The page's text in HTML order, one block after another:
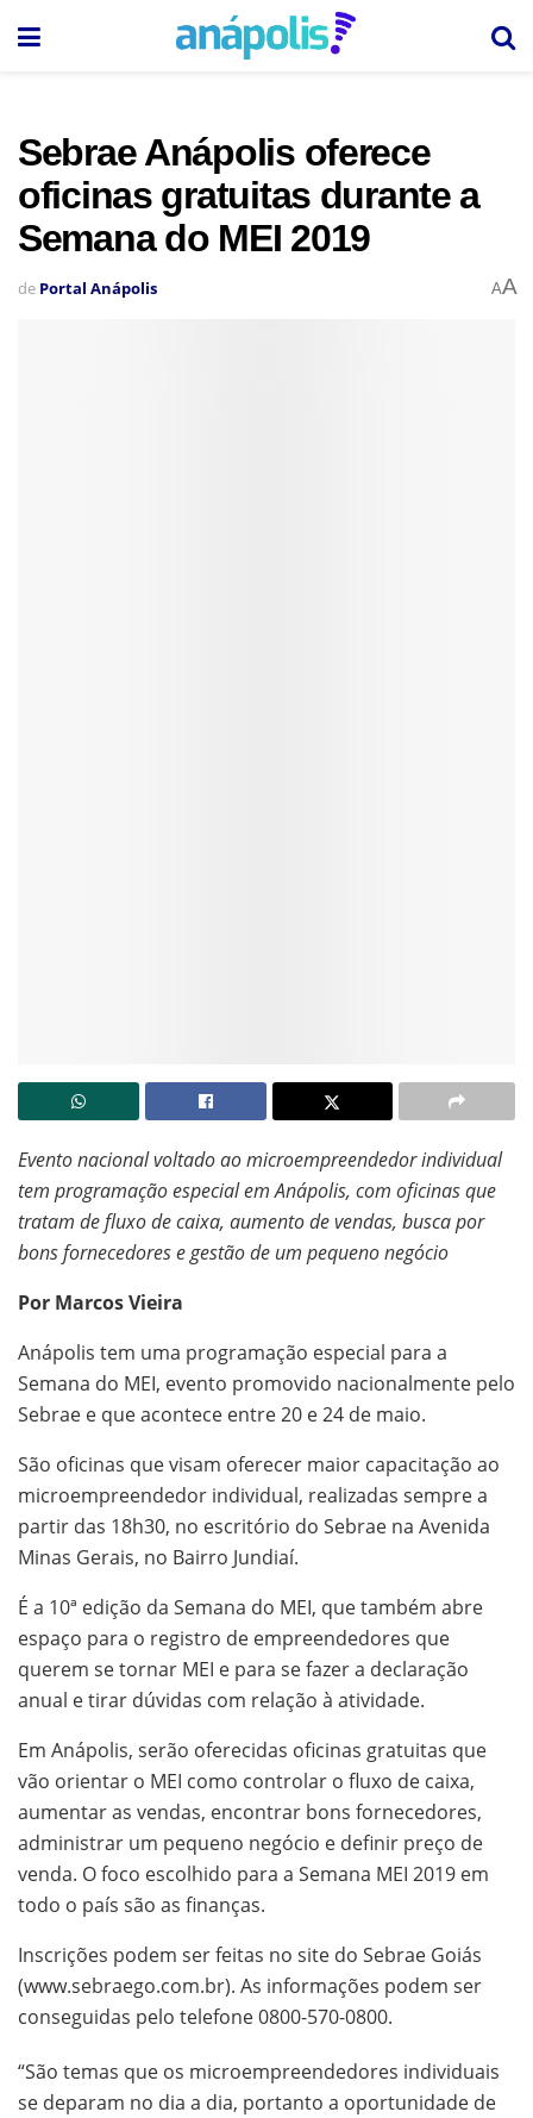
Sebrae Anápolis oferece
oficinas gratuitas durante a
Semana do MEI 2019
de Portal Anápolis AA
Evento nacional voltado ao microempreendedor individual
tem programação especial em Anápolis, com oficinas que
tratam de fluxo de caixa, aumento de vendas, busca por
bons fornecedores e gestão de um pequeno negócio
Por Marcos Vieira
Anápolis tem uma programação especial para a
Semana do MEI, evento promovido nacionalmente pelo
Sebrae e que acontece entre 20 e 24 de maio.
São oficinas que visam oferecer maior capacitação ao
microempreendedor individual, realizadas sempre a
partir das 18h30, no escritório do Sebrae na Avenida
Minas Gerais, no Bairro Jundiaí.
É a 10ª edição da Semana do MEI, que também abre
espaço para o registro de empreendedores que
querem se tornar MEI e para se fazer a declaração
anual e tirar dúvidas com relação à atividade.
Em Anápolis, serão oferecidas oficinas gratuitas que
vão orientar o MEI como controlar o fluxo de caixa,
aumentar as vendas, encontrar bons fornecedores,
administrar um pequeno negócio e definir preço de
venda. O foco escolhido para a Semana MEI 2019 em
todo o país são as finanças.
Inscrições podem ser feitas no site do Sebrae Goiás
(www.sebraego.com.br). As informações podem ser
conseguidas pelo telefone 0800-570-0800.
“São temas que os microempreendedores individuais
se deparam no dia a dia, portanto a oportunidade de